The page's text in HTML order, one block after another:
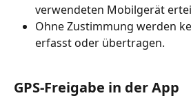
verwendeten Mobilgerät
Ohne Zustimmung werden
erfasst oder übertragen.
GPS-Freigabe in der App